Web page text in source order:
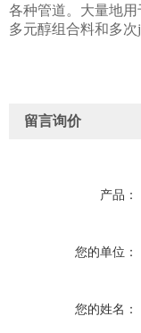
各种管道。大量地
多元醇组合料和多
留言询价
产品：
您的单位：
您的姓名：